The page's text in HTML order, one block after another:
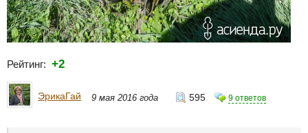
Рейтинг: +2
ЭрикаГай 9 мая 2016 года 595 9 ответов